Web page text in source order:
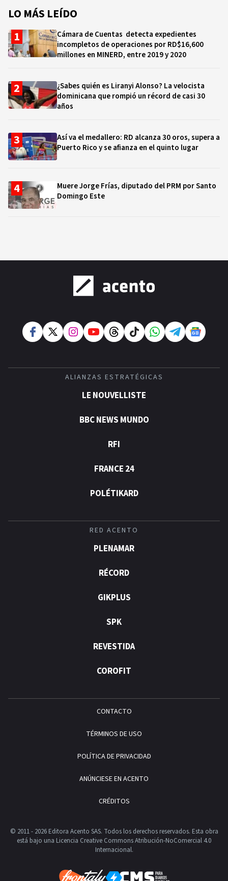
LO MÁS LEÍDO
Cámara de Cuentas detecta expedientes
incompletos de operaciones por RD$16,600
millones en MINERD, entre 2019 y 2020
¿Sabes quién es Liranyi Alonso? La velocista
dominicana que rompió un récord de casi 30
años
Así va el medallero: RD alcanza 30 oros, supera a
Puerto Rico y se afianza en el quinto lugar
Muere Jorge Frías, diputado del PRM por Santo
Domingo Este
ALIANZAS ESTRATÉGICAS
LE NOUVELLISTE
BBC NEWS MUNDO
RFI
FRANCE 24
POLÉTIKARD
RED ACENTO
PLENAMAR
RÉCORD
GIKPLUS
SPK
REVESTIDA
COROFIT
CONTACTO
TÉRMINOS DE USO
POLÍTICA DE PRIVACIDAD
ANÚNCIESE EN ACENTO
CRÉDITOS
© 2011 - 2026 Editora Acento SAS. Todos los derechos reservados. Esta obra
está bajo una Licencia Creative Commons Atribución-NoComercial 4.0
Internacional.